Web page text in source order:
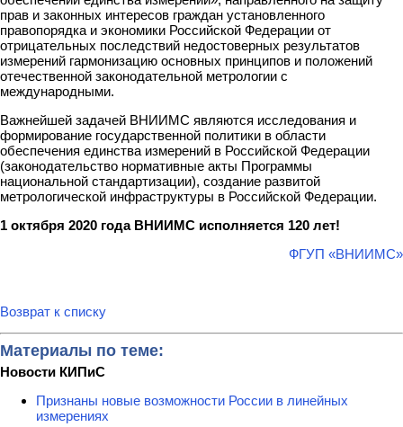
прав и законных интересов граждан установленного
правопорядка и экономики Российской Федерации от
отрицательных последствий недостоверных результатов
измерений гармонизацию основных принципов и положений
отечественной законодательной метрологии с
международными.
Важнейшей задачей ВНИИМС являются исследования и
формирование государственной политики в области
обеспечения единства измерений в Российской Федерации
(законодательство нормативные акты Программы
национальной стандартизации), создание развитой
метрологической инфраструктуры в Российской Федерации.
1 октября 2020 года ВНИИМС исполняется 120 лет!
ФГУП «ВНИИМС»
Возврат к списку
Материалы по теме:
Новости КИПиС
Признаны новые возможности России в линейных
измерениях